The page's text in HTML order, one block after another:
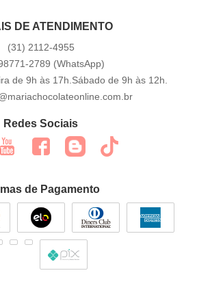
DE ATENDIMENTO
(31) 2112-4955
2789 (WhatsApp)
de 9h às 17h.Sábado de 9h às 12h.
Redes Sociais
de Pagamento